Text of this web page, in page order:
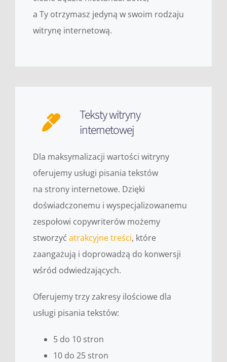
a Ty otrzymasz jedyną w swoim rodzaju
witrynę internetową.
Teksty witryny
internetowej
Dla maksymalizacji wartości witryny
oferujemy usługi pisania tekstów
na strony internetowe. Dzięki
doświadczonemu i wyspecjalizowanemu
zespołowi copywriterów możemy
stworzyć atrakcyjne treści, które
zaangażują i doprowadzą do konwersji
wśród odwiedzających.
Oferujemy trzy zakresy ilościowe dla
usługi pisania tekstów:
5 do 10 stron
10 do 25 stron